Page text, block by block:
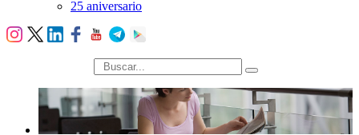
25 aniversario
búsqueda